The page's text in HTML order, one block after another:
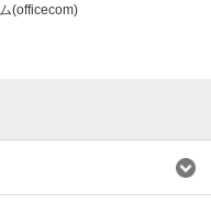
(officecom)